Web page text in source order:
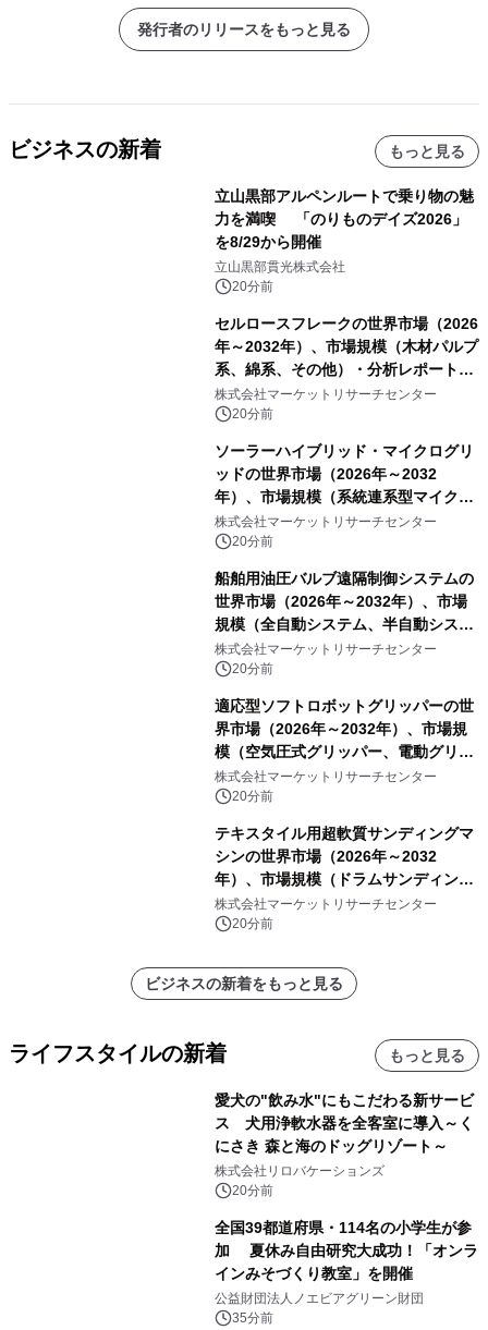
発行者のリリースをもっと見る
ビジネスの新着 もっと見る
立山黒部アルペンルートで乗り物の魅
力を満喫 「のりものデイズ2026」
を8/29から開催
立山黒部貫光株式会社
20分前
セルロースフレークの世界市場（2026
年～2032年）、市場規模（木材パルプ
系、綿系、その他）・分析レポートを
発表
株式会社マーケットリサーチセンター
20分前
ソーラーハイブリッド・マイクログリ
ッドの世界市場（2026年～2032
年）、市場規模（系統連系型マイクロ
グリッド、独立型マイクログリッ
ド）・分析レポートを発表
株式会社マーケットリサーチセンター
20分前
船舶用油圧バルブ遠隔制御システムの
世界市場（2026年～2032年）、市場
規模（全自動システム、半自動システ
ム）・分析レポートを発表
株式会社マーケットリサーチセンター
20分前
適応型ソフトロボットグリッパーの世
界市場（2026年～2032年）、市場規
模（空気圧式グリッパー、電動グリッ
パー）・分析レポートを発表
株式会社マーケットリサーチセンター
20分前
テキスタイル用超軟質サンディングマ
シンの世界市場（2026年～2032
年）、市場規模（ドラムサンディング
マシン、ジェットサンディングマシ
ン、ローラーサンディングマシン、そ
株式会社マーケットリサーチセンター
20分前
ビジネスの新着をもっと見る
ライフスタイルの新着 もっと見る
愛犬の"飲み水"にもこだわる新サービ
ス 犬用浄軟水器を全客室に導入～く
にさき 森と海のドッグリゾート～
株式会社リロバケーションズ
20分前
全国39都道府県・114名の小学生が参
加 夏休み自由研究大成功！「オンラ
インみそづくり教室」を開催
公益財団法人ノエビアグリーン財団
35分前